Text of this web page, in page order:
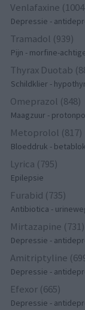
Venlafaxine
Depressie -
Tramadol (939)
Pijn - morfine-
Thyrax Duotab
Schildklier -
Omeprazol (848)
Maagzuur -
Metoprolol (817)
Bloeddruk -
Lyrica (795)
Epilepsie
Furabid (735)
Antibiotica -
Mirtazapine (731)
Depressie -
Amitriptyline
Depressie -
Efexor (665)
Depressie -